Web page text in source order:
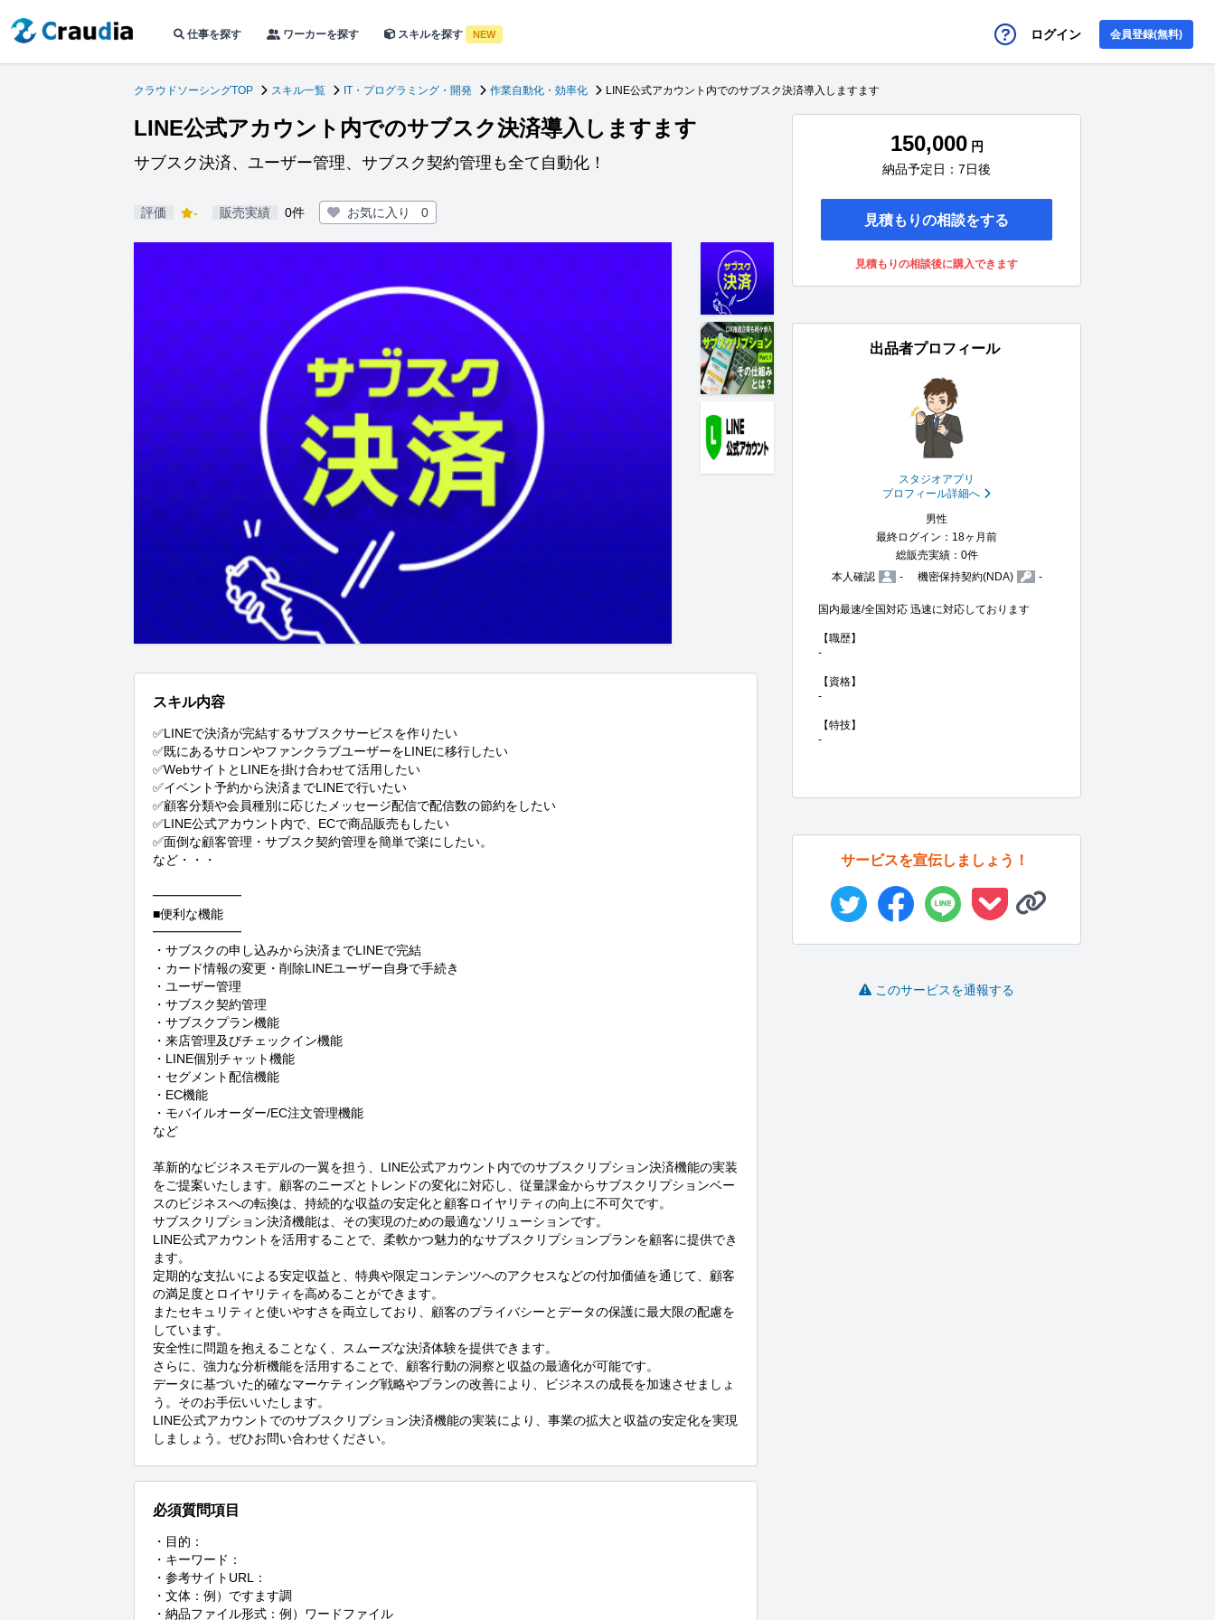
仕事を探す ワーカーを探す スキルを探す NEW ログイン 会員登録(無料)
クラウドソーシングTOP スキル一覧 IT・プログラミング・開発 作業自動化・効率化 LINE公式アカウント内でのサブスク決済導入しますます
LINE公式アカウント内でのサブスク決済導入しますます
サブスク決済、ユーザー管理、サブスク契約管理も全て自動化！
評価 - 販売実績 0件 お気に入り 0
スキル内容
✅LINEで決済が完結するサブスクサービスを作りたい
✅既にあるサロンやファンクラブユーザーをLINEに移行したい
✅WebサイトとLINEを掛け合わせて活用したい
✅イベント予約から決済までLINEで行いたい
✅顧客分類や会員種別に応じたメッセージ配信で配信数の節約をしたい
✅LINE公式アカウント内で、ECで商品販売もしたい
✅面倒な顧客管理・サブスク契約管理を簡単で楽にしたい。
など・・・
━━━━━━━
■便利な機能
━━━━━━━
・サブスクの申し込みから決済までLINEで完結
・カード情報の変更・削除LINEユーザー自身で手続き
・ユーザー管理
・サブスク契約管理
・サブスクプラン機能
・来店管理及びチェックイン機能
・LINE個別チャット機能
・セグメント配信機能
・EC機能
・モバイルオーダー/EC注文管理機能
など
革新的なビジネスモデルの一翼を担う、LINE公式アカウント内でのサブスクリプション決済機能の実装
をご提案いたします。顧客のニーズとトレンドの変化に対応し、従量課金からサブスクリプションベー
スのビジネスへの転換は、持続的な収益の安定化と顧客ロイヤリティの向上に不可欠です。
サブスクリプション決済機能は、その実現のための最適なソリューションです。
LINE公式アカウントを活用することで、柔軟かつ魅力的なサブスクリプションプランを顧客に提供でき
ます。
定期的な支払いによる安定収益と、特典や限定コンテンツへのアクセスなどの付加価値を通じて、顧客
の満足度とロイヤリティを高めることができます。
またセキュリティと使いやすさを両立しており、顧客のプライバシーとデータの保護に最大限の配慮を
しています。
安全性に問題を抱えることなく、スムーズな決済体験を提供できます。
さらに、強力な分析機能を活用することで、顧客行動の洞察と収益の最適化が可能です。
データに基づいた的確なマーケティング戦略やプランの改善により、ビジネスの成長を加速させましょ
う。そのお手伝いいたします。
LINE公式アカウントでのサブスクリプション決済機能の実装により、事業の拡大と収益の安定化を実現
しましょう。ぜひお問い合わせください。
必須質問項目
・目的：
・キーワード：
・参考サイトURL：
・文体：例）ですます調
・納品ファイル形式：例）ワードファイル
150,000 円
納品予定日：7日後
見積もりの相談をする
見積もりの相談後に購入できます
出品者プロフィール
スタジオアプリ
プロフィール詳細へ
男性
最終ログイン：18ヶ月前
総販売実績：0件
本人確認
- 機密保持契約(NDA) -
国内最速/全国対応 迅速に対応しております
【職歴】
-
【資格】
-
【特技】
-
サービスを宣伝しましょう！
このサービスを通報する